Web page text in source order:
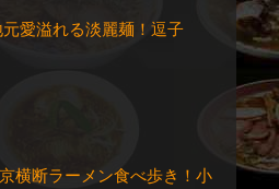
愛溢れる淡麗麺！逗子
横断ラーメン食べ歩き！小